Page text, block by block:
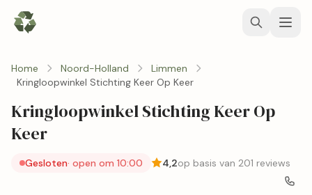
Home Noord-Holland
Limmen
Kringloopwinkel Stichting Keer Op Keer
Kringloopwinkel Stichting Keer Op
Keer
Gesloten· open om 10:00 4,2op basis van 201 reviews